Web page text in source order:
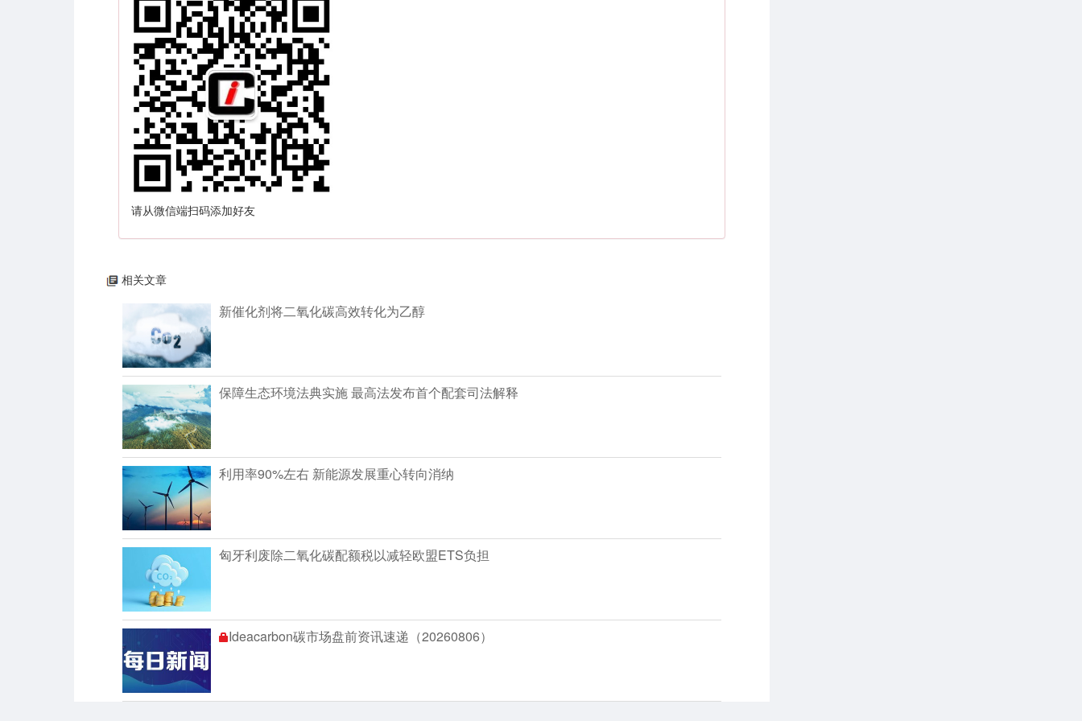
请从微信端扫码添加好友
相关文章
新催化剂将二氧化碳高效转化为乙醇
保障生态环境法典实施 最高法发布首个配套司法解释
利用率90%左右 新能源发展重心转向消纳
匈牙利废除二氧化碳配额税以减轻欧盟ETS负担
Ideacarbon碳市场盘前资讯速递（20260806）